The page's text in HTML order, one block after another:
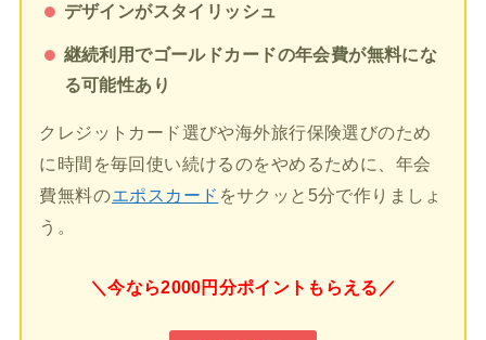
デザインがスタイリッシュ
継続利用でゴールドカードの年会費が無料にな
る可能性あり
クレジットカード選びや海外旅行保険選びのため
に時間を毎回使い続けるのをやめるために、年会
費無料のエポスカード をサクッと5分で作りましょ
う。
＼今なら2000円分ポイントもらえる／